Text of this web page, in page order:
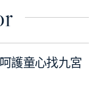
護童心找九宮